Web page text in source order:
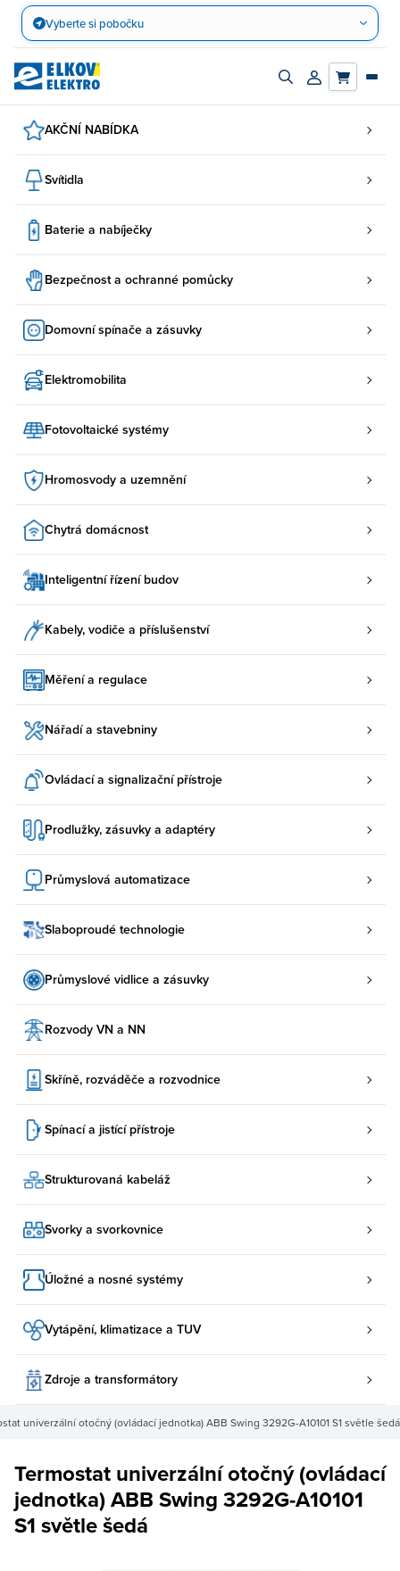
Přejít
obsah
Vyberte si pobočku
Zapnout/vypnout
Přihlásit/
AKČNÍ NABÍDKA
Svítidla
Baterie a nabíječky
Bezpečnost a ochranné pomůcky
Domovní spínače a zásuvky
Elektromobilita
Fotovoltaické systémy
Hromosvody a uzemnění
Chytrá domácnost
Inteligentní řízení budov
Kabely, vodiče a příslušenství
Měření a regulace
Nářadí a stavebniny
Ovládací a signalizační přístroje
Prodlužky, zásuvky a adaptéry
Průmyslová automatizace
Slaboproudé technologie
Průmyslové vidlice a zásuvky
Rozvody VN a NN
Skříně, rozváděče a rozvodnice
Spínací a jistící přístroje
Strukturovaná kabeláž
Svorky a svorkovnice
Úložné a nosné systémy
Vytápění, klimatizace a TUV
Zdroje a transformátory
univerzální otočný (ovládací jednotka) ABB Swing 3292G-A10101 S1 světle šedá
Termostat univerzální otočný (ovládací
jednotka) ABB Swing 3292G-A10101
S1 světle šedá